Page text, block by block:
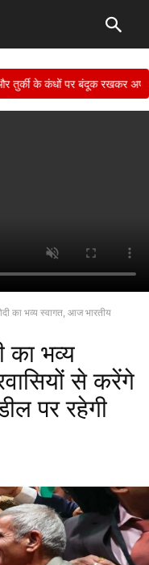
के कंधों पर बंदूक रखकर अपनी
का भव्य स्वागत, आज भारतीय
का भव्य
से करेंगे
पर रहेगी